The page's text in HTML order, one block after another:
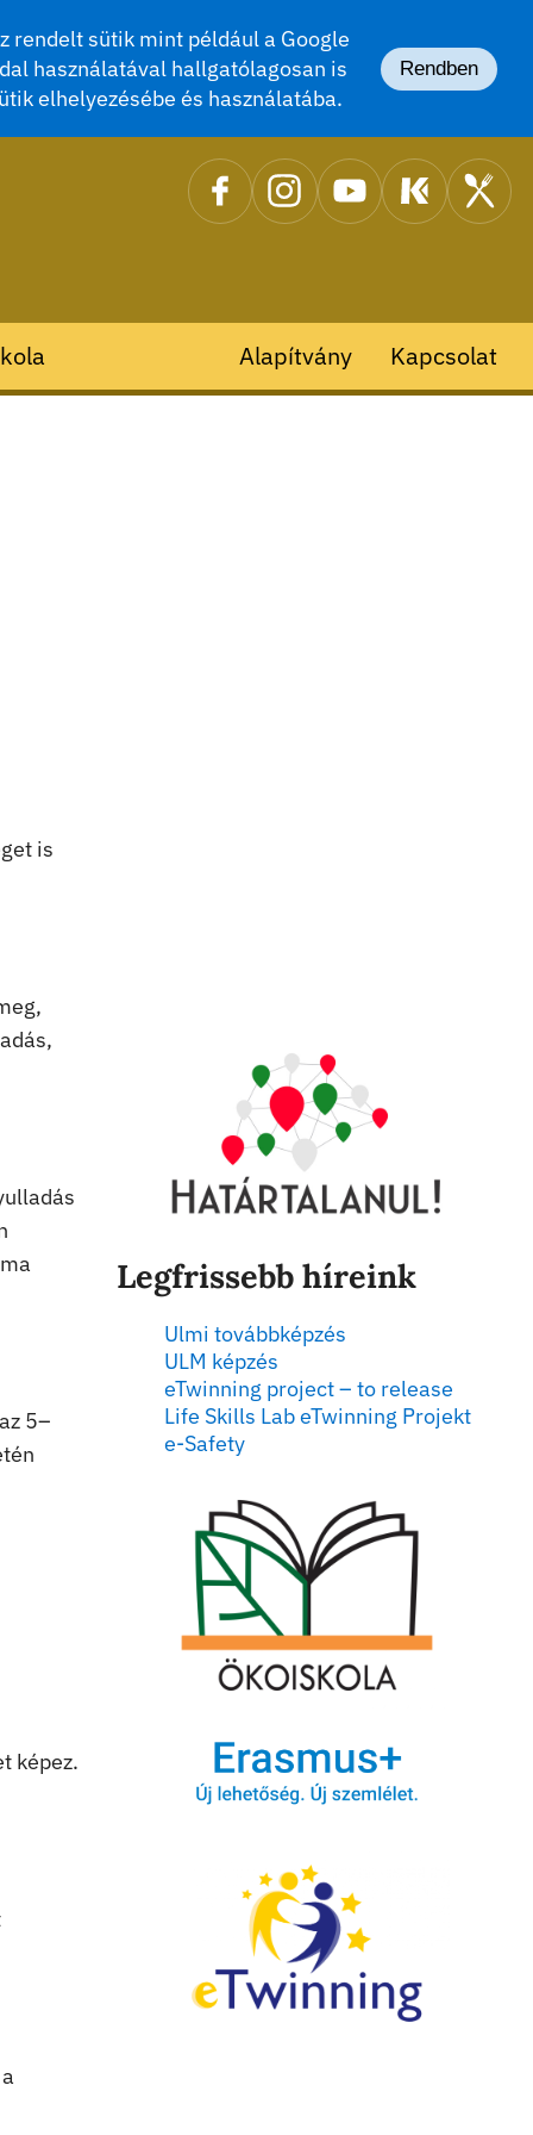
rendelt sütik mint például a Google
használatával hallgatólagosan is
elhelyezésébe és használatába.
Rendben
Alapítvány Kapcsolat
is
5–
képez.
Legfrissebb híreink
Ulmi továbbképzés
ULM képzés
eTwinning project – to release
Life Skills Lab eTwinning Projekt
e-Safety